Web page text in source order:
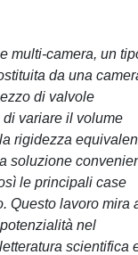
multi-camera, un
da una
di valvole
variare il volume
rigidezza
soluzione
le principali case
Questo lavoro mira
nel
scientifica